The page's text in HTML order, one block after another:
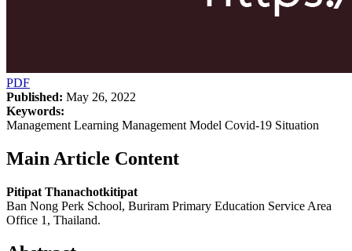
PDF
Published: May 26, 2022
Keywords:
Management Learning Management Model Covid-19 Situation
Main Article Content
Pitipat Thanachotkitipat
Ban Nong Perk School, Buriram Primary Education Service Area
Office 1, Thailand.